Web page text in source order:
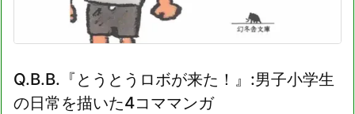
Q.B.B.『とうとうロボが来た！』:男子小学生
の日常を描いた4コママンガ